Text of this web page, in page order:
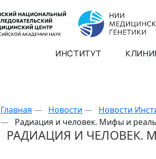
ИНСТИТУТ
Главная — Новости — Новости
— Радиация и человек. Мифы и
РАДИАЦИЯ И ЧЕЛОВЕК.